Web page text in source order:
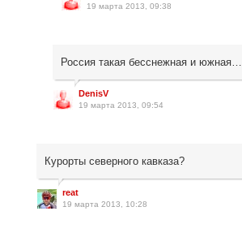
19 марта 2013, 09:38
Россия такая бесснежная и южная…
DenisV
19 марта 2013, 09:54
Курорты северного кавказа?
reat
19 марта 2013, 10:28